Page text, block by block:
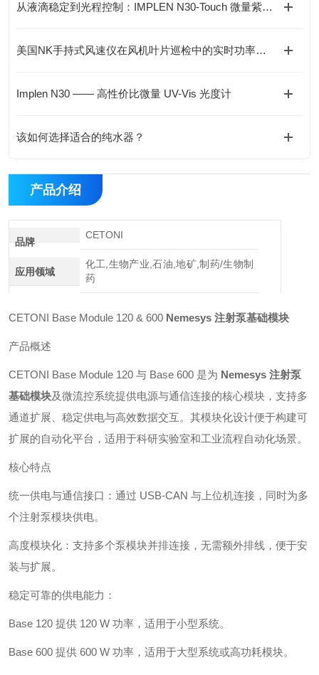
从液滴稳定到光程控制：IMPLEN N30-Touch 微量紫外可见分光检测技术解析
美国NK手持式风速仪在风机叶片巡检中的实时功率预测实践
Implen N30 —— 高性价比微量 UV-Vis 光度计
该如何选择适合的纯水器？
产品介绍
品牌
CETONI
应用领域
化工,生物产业,石油,地矿,制药/生物制
药
CETONI Base Module 120 & 600 Nemesys 注射泵基础模块
产品概述
CETONI Base Module 120 与 Base 600 是为 Nemesys 注射泵
基础模块及微流控系统提供电源与通信连接的核心模块，支持多
通道扩展、稳定供电与高效数据交互。其模块化设计便于构建可
扩展的自动化平台，适用于科研实验室和工业流程自动化场景。
核心特点
统一供电与通信接口：通过 USB‑CAN 与上位机连接，同时为多
个注射泵模块供电。
高度模块化：支持多个泵模块并排连接，无需额外排线，便于安
装与扩展。
稳定可靠的供电能力：
Base 120 提供 120 W 功率，适用于小型系统。
Base 600 提供 600 W 功率，适用于大型系统或高功耗模块。